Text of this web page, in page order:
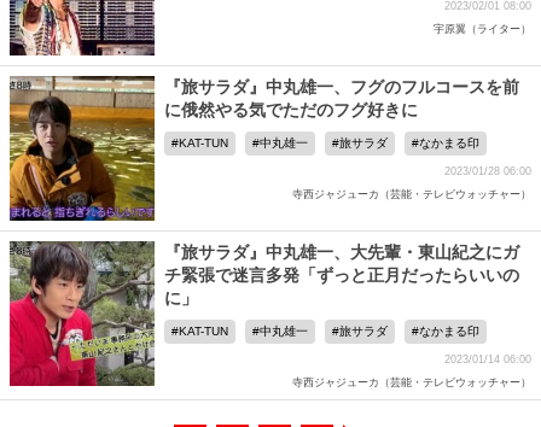
2023/02/01 08:00
宇原翼（ライター）
『旅サラダ』中丸雄一、フグのフルコースを前
に俄然やる気でただのフグ好きに
KAT-TUN 中丸雄一 旅サラダ なかまる印
2023/01/28 06:00
寺西ジャジューカ（芸能・テレビウォッチャー）
『旅サラダ』中丸雄一、大先輩・東山紀之にガ
チ緊張で迷言多発「ずっと正月だったらいいの
に」
KAT-TUN 中丸雄一 旅サラダ なかまる印
2023/01/14 06:00
寺西ジャジューカ（芸能・テレビウォッチャー）